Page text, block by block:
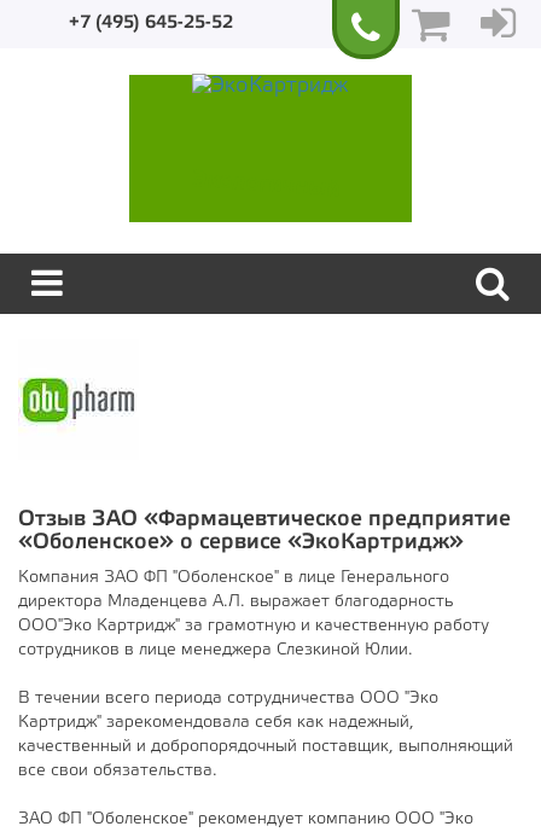
+7 (495) 645-25-52
Отзыв ЗАО «Фармацевтическое предприятие
«Оболенское» о сервисе «ЭкоКартридж»
Компания ЗАО ФП "Оболенское" в лице Генерального
директора Младенцева А.Л. выражает благодарность
ООО"Эко Картридж" за грамотную и качественную работу
сотрудников в лице менеджера Слезкиной Юлии.
В течении всего периода сотрудничества ООО "Эко
Картридж" зарекомендовала себя как надежный,
качественный и добропорядочный поставщик, выполняющий
все свои обязательства.
ЗАО ФП "Оболенское" рекомендует компанию ООО "Эко